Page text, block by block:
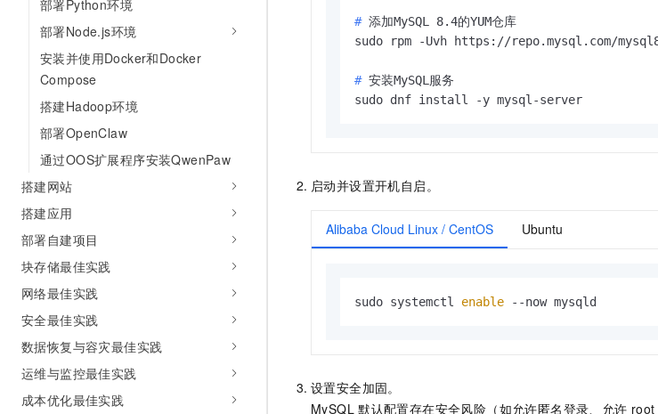
部署Python环境
部署Node.js环境
安装并使用Docker和Docker
Compose
搭建Hadoop环境
部署OpenClaw
通过OOS扩展程序安装QwenPaw
搭建网站
搭建应用
部署自建项目
块存储最佳实践
网络最佳实践
安全最佳实践
数据恢复与容灾最佳实践
运维与监控最佳实践
成本优化最佳实践
# 添加MySQL 8.4的YUM仓库
# 安装MySQL服务
sudo dnf install -y mysql-server
启动并设置开机自启。
Alibaba Cloud Linux / CentOS Ubuntu
sudo systemctl enable --now mysqld
设置安全加固。
MySQL 默认配置存在安全风险（如允许匿名登录、允许 root